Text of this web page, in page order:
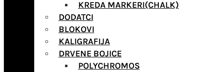
KREDA MARKERI(CHALK)
DODATCI
BLOKOVI
KALIGRAFIJA
DRVENE BOJICE
POLYCHROMOS